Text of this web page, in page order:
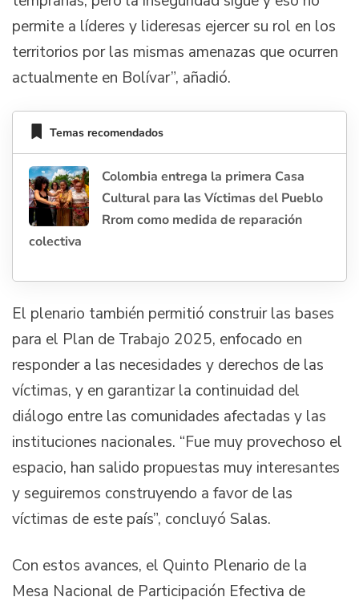
permite a líderes y lideresas ejercer su rol en los
territorios por las mismas amenazas que ocurren
actualmente en Bolívar”, añadió.
Temas recomendados
Colombia entrega la primera Casa
Cultural para las Víctimas del Pueblo
Rrom como medida de reparación
colectiva
El plenario también permitió construir las bases
para el Plan de Trabajo 2025, enfocado en
responder a las necesidades y derechos de las
víctimas, y en garantizar la continuidad del
diálogo entre las comunidades afectadas y las
instituciones nacionales. “Fue muy provechoso el
espacio, han salido propuestas muy interesantes
y seguiremos construyendo a favor de las
víctimas de este país”, concluyó Salas.
Con estos avances, el Quinto Plenario de la
Mesa Nacional de Participación Efectiva de